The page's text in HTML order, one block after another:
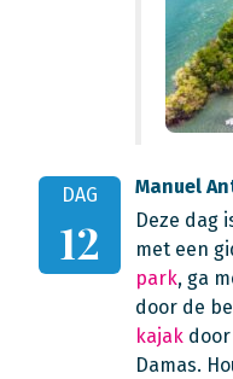
DAG
12
Manuel
Deze dag
met een
park, ga
door de
kajak
Damas.